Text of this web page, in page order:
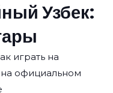
Узбек:
играть на
официальном